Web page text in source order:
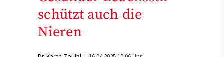
schützt auch die
Nieren